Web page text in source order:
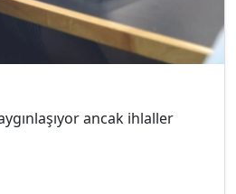
ancak ihlaller